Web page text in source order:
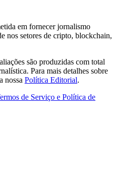
em fornecer jornalismo
nos setores de cripto, blockchain,
são produzidas com total
Para mais detalhes sobre
nossa Política Editorial.
de Serviço e Política de